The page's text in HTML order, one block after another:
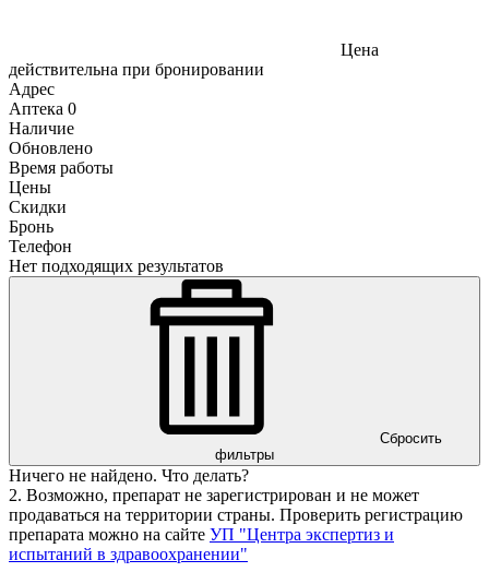
Цена
действительна при бронировании
Адрес
Аптека 0
Наличие
Обновлено
Время работы
Цены
Скидки
Бронь
Телефон
Нет подходящих результатов
Сбросить
фильтры
Ничего не найдено. Что делать?
2. Возможно, препарат не зарегистрирован и не может
продаваться на территории страны. Проверить регистрацию
препарата можно на сайте УП "Центра экспертиз и
испытаний в здравоохранении"